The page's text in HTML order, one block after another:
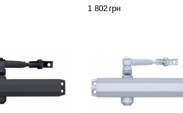
1 802 грн